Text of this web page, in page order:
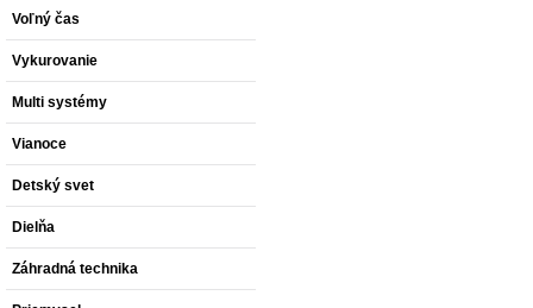
Voľný čas
Vykurovanie
Multi systémy
Vianoce
Detský svet
Dielňa
Záhradná technika